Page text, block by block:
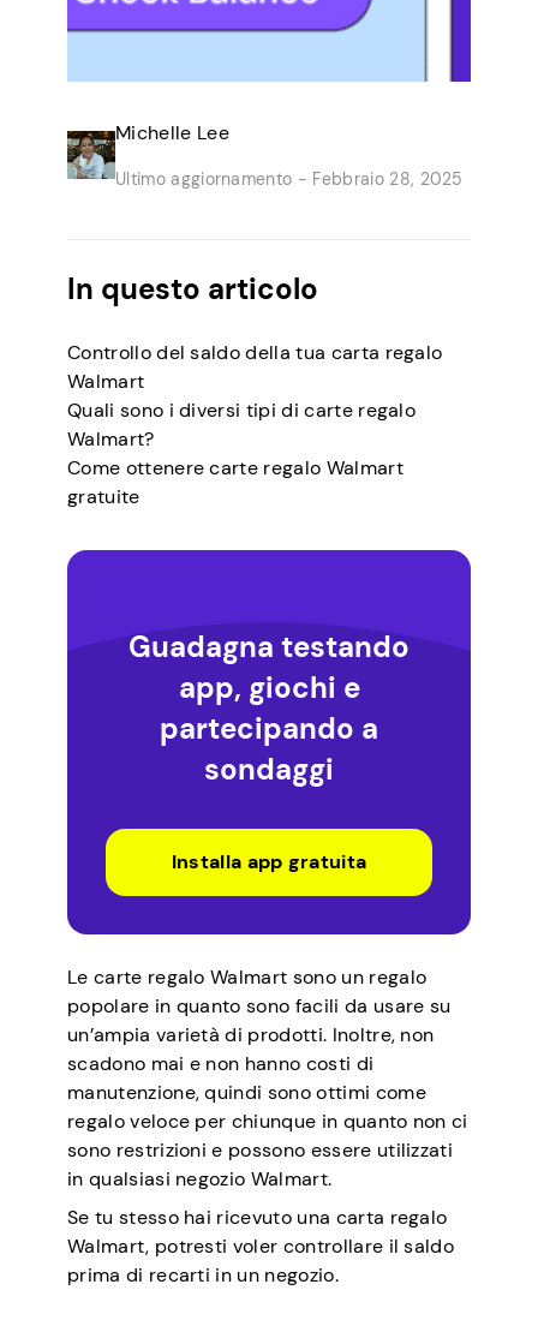
Michelle Lee
Ultimo aggiornamento - Febbraio 28, 2025
In questo articolo
Controllo del saldo della tua carta regalo
Walmart
Quali sono i diversi tipi di carte regalo
Walmart?
Come ottenere carte regalo Walmart
gratuite
Guadagna testando
app, giochi e
partecipando a
sondaggi
Installa app gratuita
Le carte regalo Walmart sono un regalo
popolare in quanto sono facili da usare su
un’ampia varietà di prodotti. Inoltre, non
scadono mai e non hanno costi di
manutenzione, quindi sono ottimi come
regalo veloce per chiunque in quanto non ci
sono restrizioni e possono essere utilizzati
in qualsiasi negozio Walmart.
Se tu stesso hai ricevuto una carta regalo
Walmart, potresti voler controllare il saldo
prima di recarti in un negozio.